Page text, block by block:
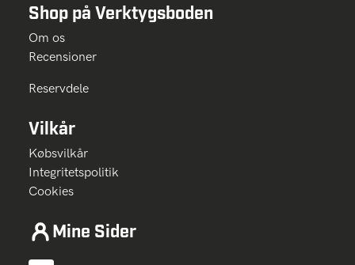
Shop på Verktygsboden
Om os
Recensioner
Reservdele
Vilkår
Købsvilkår
Integritetspolitik
Cookies
Mine Sider